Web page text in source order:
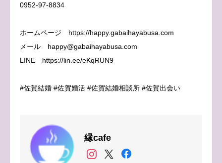
0952-97-8834
ホームページ https://happy.gabaihayabusa.com
メール happy@gabaihayabusa.com
LINE https://lin.ee/eKqRUN9
#佐賀結婚 #佐賀婚活 #佐賀結婚相談所 #佐賀出会い
縁cafe